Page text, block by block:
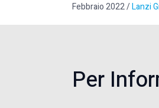
Febbraio 2022/Lanzi
Per